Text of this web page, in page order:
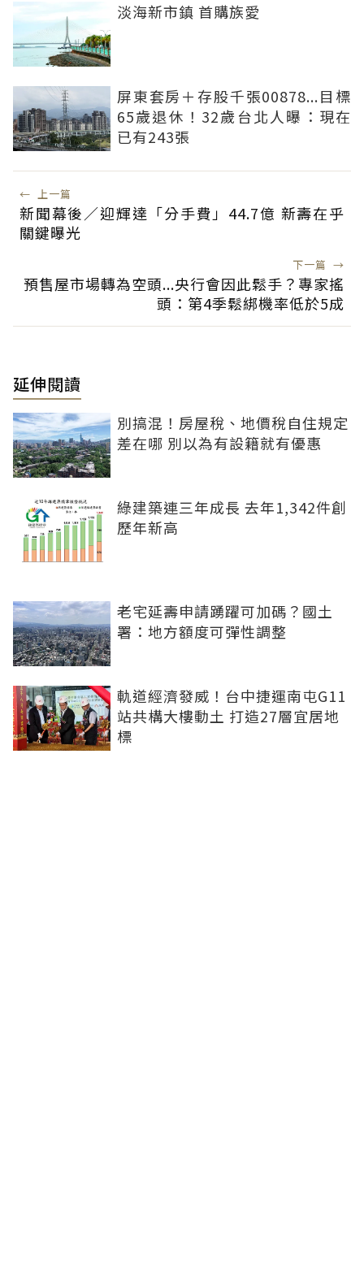
淡海新市鎮 首購族愛
屏東套房＋存股千張00878...目標
65歲退休！32歲台北人曝：現在
已有243張
← 上一篇
新聞幕後／迎輝達「分手費」44.7億 新壽在乎
關鍵曝光
下一篇 →
預售屋市場轉為空頭...央行會因此鬆手？專家搖
頭：第4季鬆綁機率低於5成
延伸閱讀
別搞混！房屋稅、地價稅自住規定
差在哪 別以為有設籍就有優惠
綠建築連三年成長 去年1,342件創
歷年新高
老宅延壽申請踴躍可加碼？國土
署：地方額度可彈性調整
軌道經濟發威！台中捷運南屯G11
站共構大樓動土 打造27層宜居地
標